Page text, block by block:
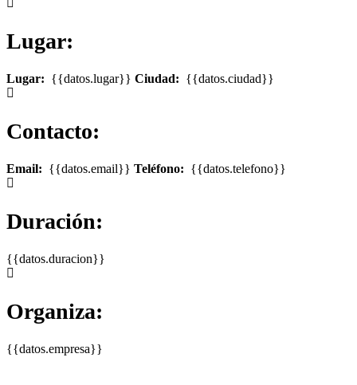
Lugar:
Lugar: {{datos.lugar}} Ciudad: {{datos.ciudad}}
Contacto:
Email: {{datos.email}} Teléfono: {{datos.telefono}}
Duración:
{{datos.duracion}}
Organiza:
{{datos.empresa}}